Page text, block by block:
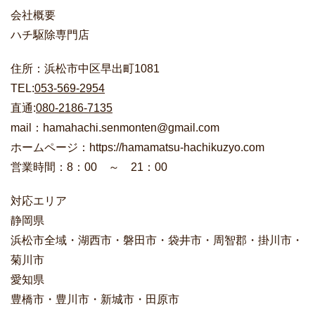
会社概要
ハチ駆除専門店
住所：浜松市中区早出町1081
TEL:053-569-2954
直通:080-2186-7135
mail：hamahachi.senmonten@gmail.com
ホームページ：https://hamamatsu-hachikuzyo.com
営業時間：8：00 ～ 21：00
対応エリア
静岡県
浜松市全域・湖西市・磐田市・袋井市・周智郡・掛川市・
菊川市
愛知県
豊橋市・豊川市・新城市・田原市